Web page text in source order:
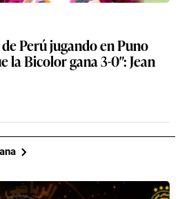
Perú jugando en Puno
la Bicolor gana 3-0″: Jean